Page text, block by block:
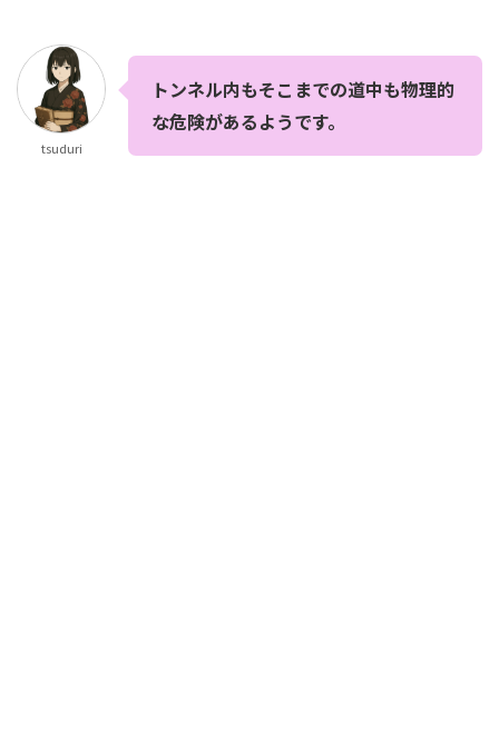
tsuduri
トンネル内もそこまでの道中も物理的
な危険があるようです。